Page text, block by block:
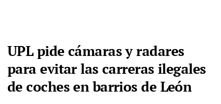
UPL pide cámaras y radares
para evitar las carreras ilegales
de coches en barrios de León